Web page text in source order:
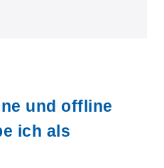
und offline
ich als